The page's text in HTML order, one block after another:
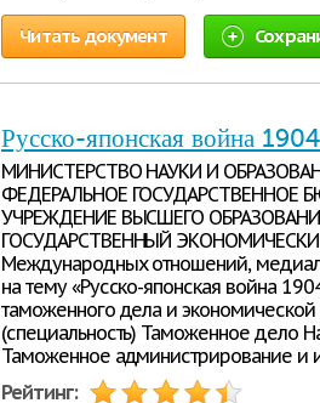
Читать документ
Русско-японская война
МИНИСТЕРСТВО НАУКИ И
ФЕДЕРАЛЬНОЕ ГОСУДАРСТВЕННОЕ
УЧРЕЖДЕНИЕ ВЫСШЕГО
ГОСУДАРСТВЕННЫЙ
Международных отношений,
на тему «Русско-японская война
таможенного дела и
(специальность) Таможенное дело
Таможенное администрирование и
Рейтинг: